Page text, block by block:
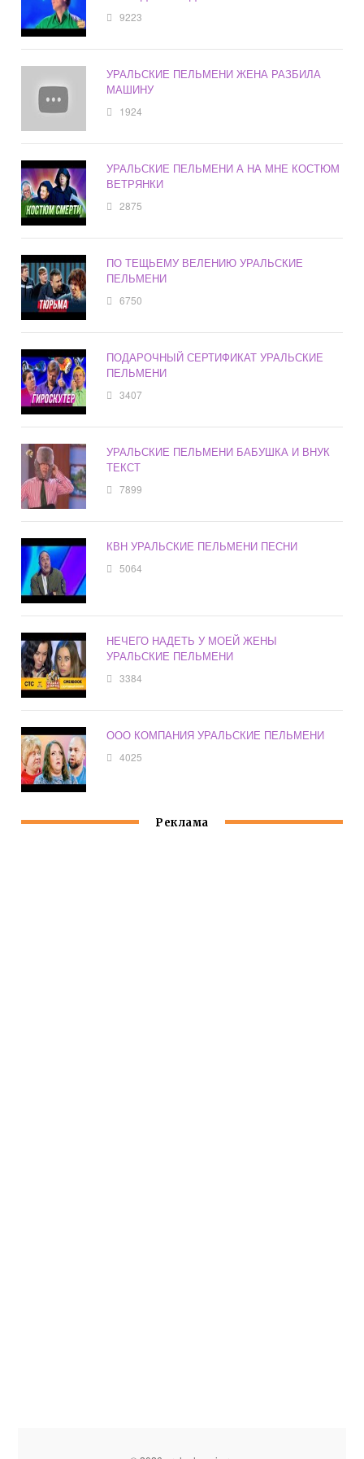
9223
УРАЛЬСКИЕ ПЕЛЬМЕНИ ЖЕНА РАЗБИЛА
МАШИНУ
1924
УРАЛЬСКИЕ ПЕЛЬМЕНИ А НА МНЕ КОСТЮМ
ВЕТРЯНКИ
2875
ПО ТЕЩЬЕМУ ВЕЛЕНИЮ УРАЛЬСКИЕ
ПЕЛЬМЕНИ
6750
ПОДАРОЧНЫЙ СЕРТИФИКАТ УРАЛЬСКИЕ
ПЕЛЬМЕНИ
3407
УРАЛЬСКИЕ ПЕЛЬМЕНИ БАБУШКА И ВНУК
ТЕКСТ
7899
КВН УРАЛЬСКИЕ ПЕЛЬМЕНИ ПЕСНИ
5064
НЕЧЕГО НАДЕТЬ У МОЕЙ ЖЕНЫ
УРАЛЬСКИЕ ПЕЛЬМЕНИ
3384
ООО КОМПАНИЯ УРАЛЬСКИЕ ПЕЛЬМЕНИ
4025
Реклама